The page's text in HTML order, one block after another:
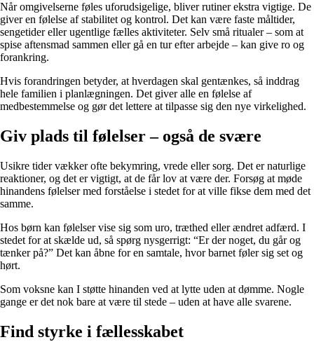
Når omgivelserne føles uforudsigelige, bliver rutiner ekstra vigtige. De
giver en følelse af stabilitet og kontrol. Det kan være faste måltider,
sengetider eller ugentlige fælles aktiviteter. Selv små ritualer – som at
spise aftensmad sammen eller gå en tur efter arbejde – kan give ro og
forankring.
Hvis forandringen betyder, at hverdagen skal gentænkes, så inddrag
hele familien i planlægningen. Det giver alle en følelse af
medbestemmelse og gør det lettere at tilpasse sig den nye virkelighed.
Giv plads til følelser – også de svære
Usikre tider vækker ofte bekymring, vrede eller sorg. Det er naturlige
reaktioner, og det er vigtigt, at de får lov at være der. Forsøg at møde
hinandens følelser med forståelse i stedet for at ville fikse dem med det
samme.
Hos børn kan følelser vise sig som uro, træthed eller ændret adfærd. I
stedet for at skælde ud, så spørg nysgerrigt: “Er der noget, du går og
tænker på?” Det kan åbne for en samtale, hvor barnet føler sig set og
hørt.
Som voksne kan I støtte hinanden ved at lytte uden at dømme. Nogle
gange er det nok bare at være til stede – uden at have alle svarene.
Find styrke i fællesskabet